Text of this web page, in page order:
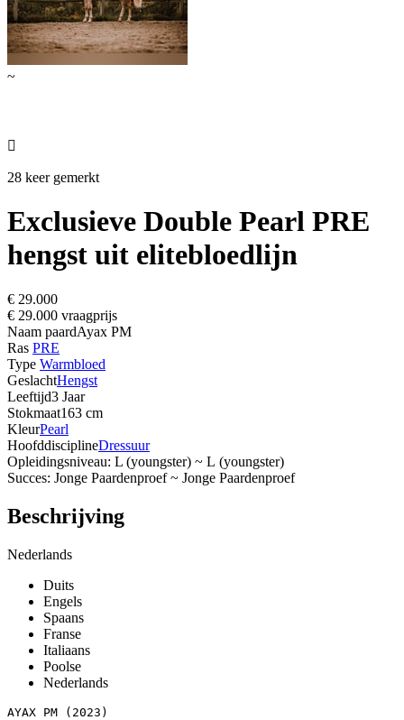
~

28 keer gemerkt
Exclusieve Double Pearl PRE
hengst uit elitebloedlijn
€ 29.000
€ 29.000 vraagprijs
Naam paardAyax PM
Ras PRE
Type Warmbloed
GeslachtHengst
Leeftijd3 Jaar
Stokmaat163 cm
KleurPearl
HoofddisciplineDressuur
Opleidingsniveau: L (youngster) ~ L (youngster)
Succes: Jonge Paardenproef ~ Jonge Paardenproef
Beschrijving
Nederlands
Duits
Engels
Spaans
Franse
Italiaans
Poolse
Nederlands
AYAX PM (2023)